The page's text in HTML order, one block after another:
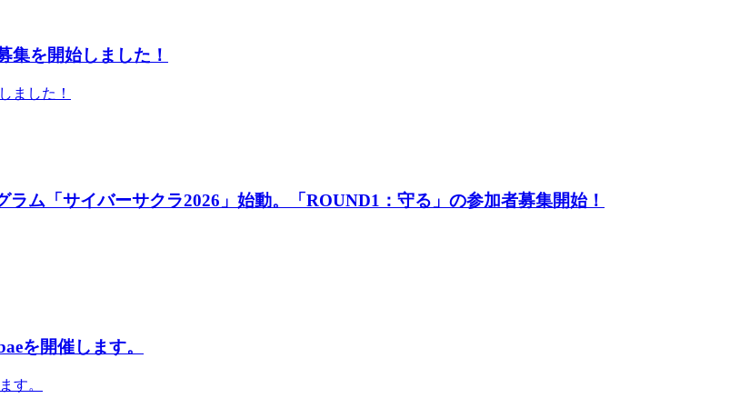
集を開始しました！
ました！
ム「サイバーサクラ2026」始動。「ROUND1：守る」の参加者募集開始！
を開催します。
す。